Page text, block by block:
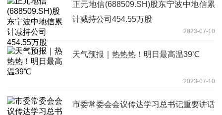
正元地信(688509.SH)股东宁波中地信累
计减持公司454.55万股
2023-07-10
天气预报｜热热热！明日最高温39℃
2023-07-10
市委常委会会议传达学习总书记重要讲话